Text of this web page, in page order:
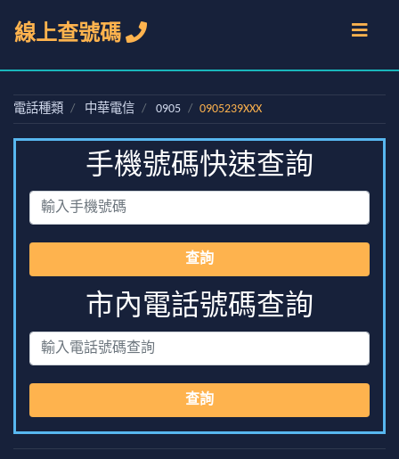
線上查號碼
電話種類 中華電信 0905 0905239XXX
手機號碼快速查詢
查詢
市內電話號碼查詢
查詢